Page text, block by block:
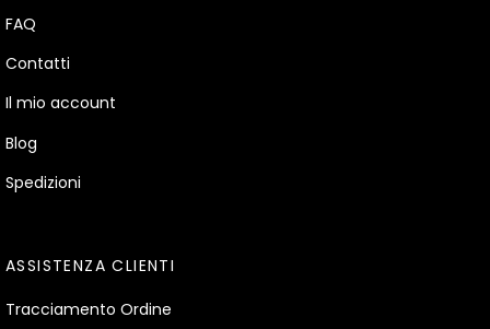
FAQ
Contatti
Il mio account
Blog
Spedizioni
ASSISTENZA CLIENTI
Tracciamento Ordine